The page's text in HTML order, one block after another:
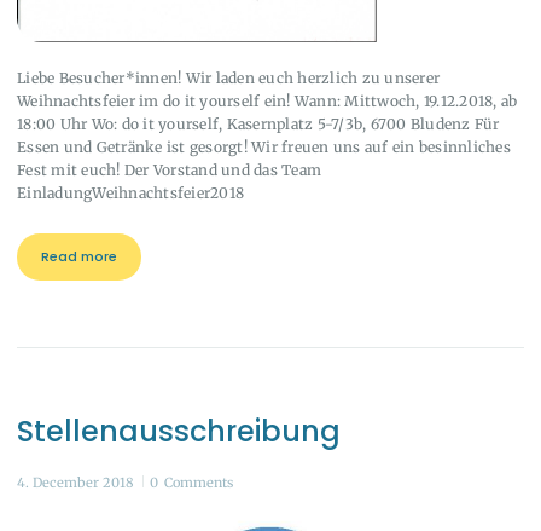
Liebe Besucher*innen! Wir laden euch herzlich zu unserer
Weihnachtsfeier im do it yourself ein! Wann: Mittwoch, 19.12.2018, ab
18:00 Uhr Wo: do it yourself, Kasernplatz 5-7/3b, 6700 Bludenz Für
Essen und Getränke ist gesorgt! Wir freuen uns auf ein besinnliches
Fest mit euch! Der Vorstand und das Team
EinladungWeihnachtsfeier2018
Read more
Stellenausschreibung
4. December 2018 0 Comments